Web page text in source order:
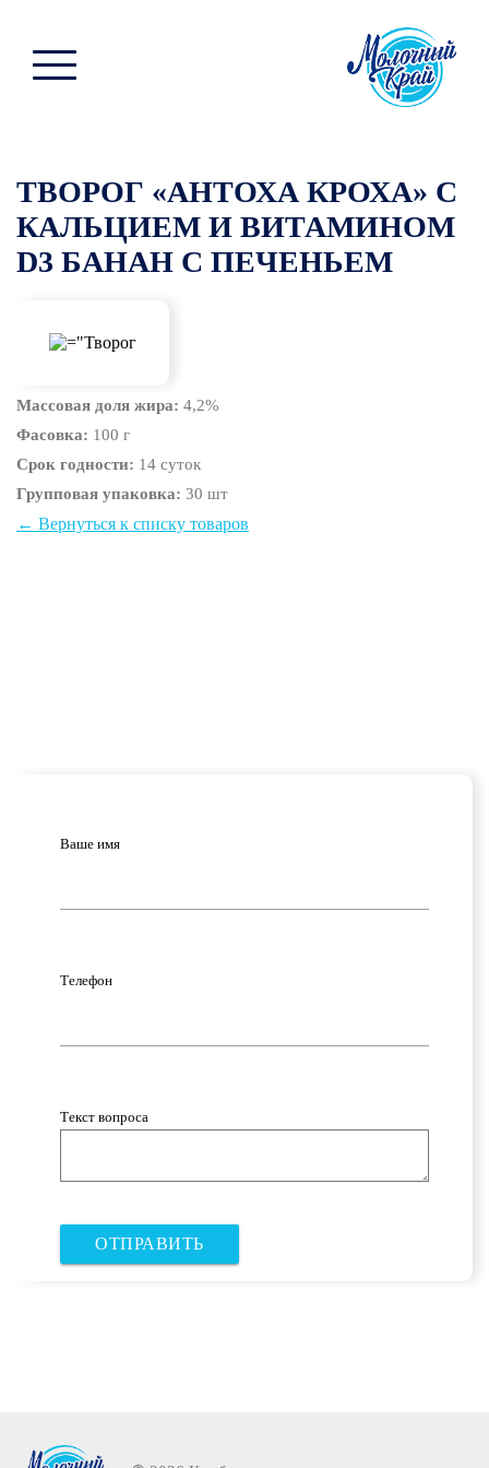
ТВОРОГ «АНТОХА КРОХА» С
КАЛЬЦИЕМ И ВИТАМИНОМ
D3 БАНАН С ПЕЧЕНЬЕМ
Массовая доля жира: 4,2%
Фасовка: 100 г
Срок годности: 14 суток
Групповая упаковка: 30 шт
← Вернуться к списку товаров
Ваше имя
Телефон
Текст вопроса